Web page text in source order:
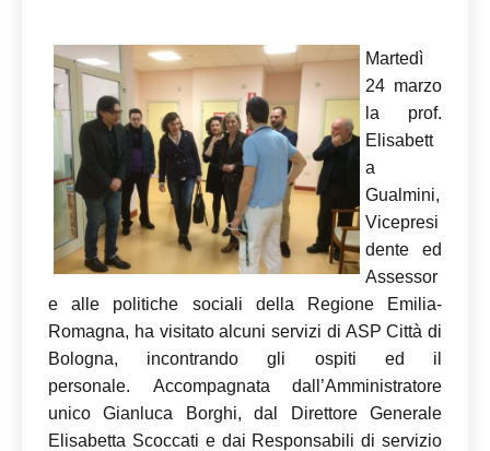
Martedì
24 marzo
la prof.
Elisabett
a
Gualmini,
Vicepresi
dente ed
Assessor
e alle politiche sociali della Regione Emilia-
Romagna, ha visitato alcuni servizi di ASP Città di
Bologna, incontrando gli ospiti ed il
personale. Accompagnata dall’Amministratore
unico Gianluca Borghi, dal Direttore Generale
Elisabetta Scoccati e dai Responsabili di servizio